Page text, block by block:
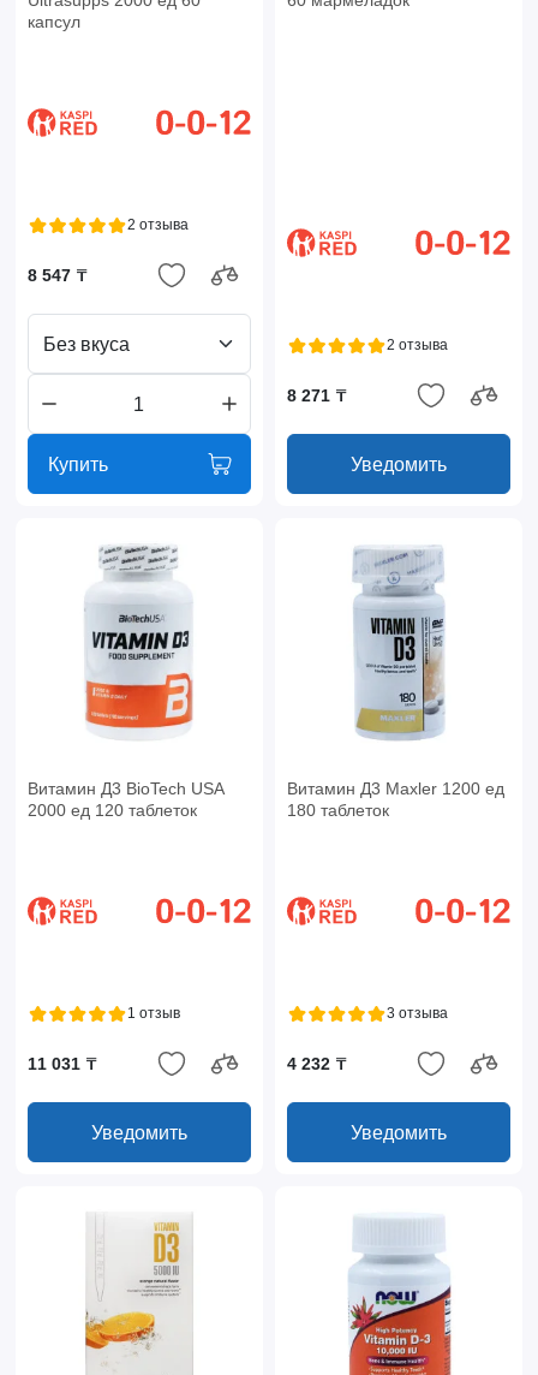
капсул
2 отзыва
8 547 ₸
Без вкуса
Купить
2 отзыва
8 271 ₸
Уведомить
Витамин Д3 BioTech USA
2000 ед 120 таблеток
1 отзыв
11 031 ₸
Уведомить
Витамин Д3 Maxler 1200 ед
180 таблеток
3 отзыва
4 232 ₸
Уведомить